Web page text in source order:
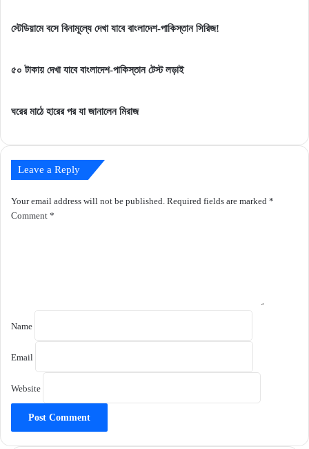
করা
দিলেন
এক
আখতারের
স্টেডিয়ামে বসে বিনামূল্যে দেখা যাবে বাংলাদেশ-পাকিস্তান সিরিজ!
৫০ টাকায় দেখা যাবে বাংলাদেশ-পাকিস্তান টেস্ট লড়াই
ঘরের মাঠে হারের পর যা জানালেন মিরাজ
Leave a Reply
Your email address will not be published. Required fields are marked *
Comment *
Name
Email
Website